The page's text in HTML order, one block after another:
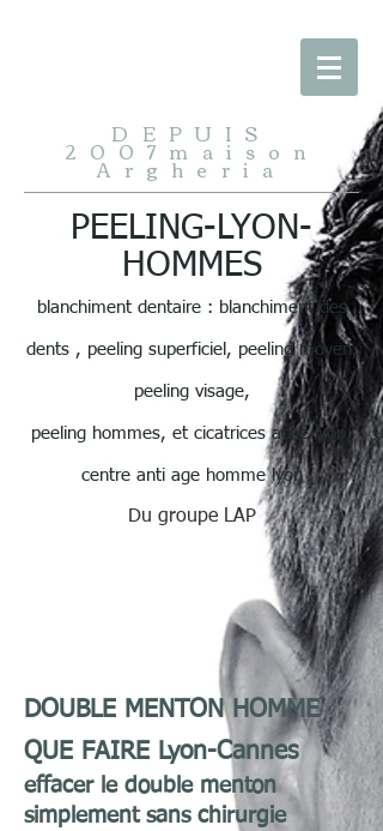
DEPUIS
2007maison
Argheria
PEELING-LYON-
HOMMES
blanchiment dentaire : blanchiment des
dents , peeling superficiel, peeling moyen,
peeling visage,
peeling hommes, et cicatrices acné lyon,
centre anti age homme lyon
Du groupe LAP
DOUBLE MENTON HOMME
QUE FAIRE Lyon-Cannes
effacer le double menton
simplement sans chirurgie